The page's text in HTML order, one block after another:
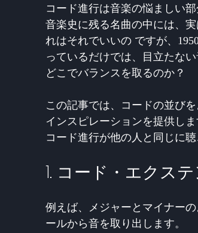
コード進行は音楽の悩ましい
音楽史に残る名曲の中には、
れはそれでいいの ですが、
っているだけでは、目立たな
どこでバランスを取るのか？
この記事では、コードの並び
インスピレーションを提供しま
コード進行が他の人と同じに
1. コード・エクス
例えば、メジャーとマイナー
ールから音を取り出します。